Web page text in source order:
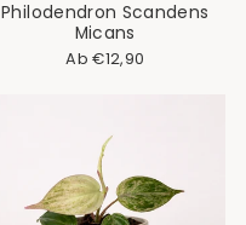
Philodendron Scandens
Micans
Ab €12,90